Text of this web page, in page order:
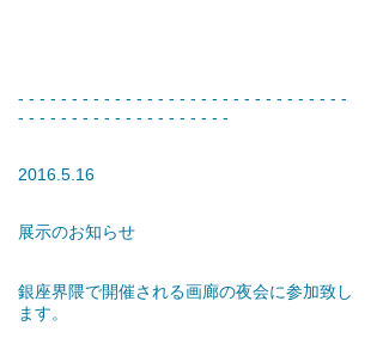
- - - - - - - - - - - - - - - - - - - - - - - - - - - - - - -
- - - - - - - - - - - - - - - - - - - -
2016.5.16
展示のお知らせ
銀座界隈で開催される画廊の夜会に参加致し
ます。